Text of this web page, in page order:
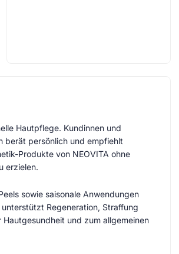
Hautpflege. Kundinnen und
berät persönlich und empfiehlt
Produkte von NEOVITA ohne
erzielen.
sowie saisonale Anwendungen
Regeneration, Straffung
und zum allgemeinen